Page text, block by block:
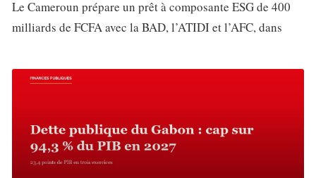
Le Cameroun prépare un prêt à composante ESG de 400
milliards de FCFA avec la BAD, l’ATIDI et l’AFC, dans